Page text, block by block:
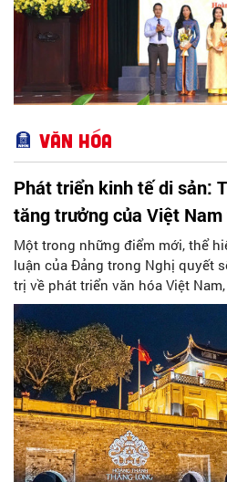
Văn hóa
Phát triển kinh tế di sản:
tăng trưởng của Việt
Một trong những điểm mới, thể
luận của Đảng trong Nghị quyết
trị về phát triển văn hóa Việt
“bảo tồn và phát huy giá trị di
triển kinh tế - xã hội và du lịch”;
cao mới: “phát triển kinh tế di